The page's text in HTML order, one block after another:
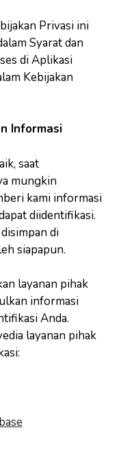
Privasi ini
Syarat dan
di Aplikasi
Kebijakan
Informasi
saat
mungkin
kami informasi
diidentifikasi.
di
siapapun.
layanan pihak
informasi
Anda.
layanan pihak